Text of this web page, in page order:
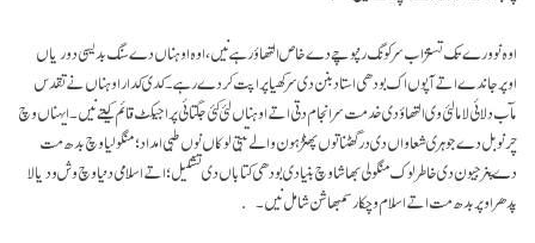
اوہ نو ورے تک تسنژاب سرکونگ رنپوچے دے خاص التھاؤ رہے نیں، اوہ اوہناں دے سنگ بدیسی دوریاں
اوپر جاندے اتے آپوں اک بودھی استاد بنن دی سرکھیا پراپت کردے رہے۔ کدی کدار اوہناں نے تقدس
مآب دلائی لاما لئی وی التھاؤ دی خدمت سر انجام دتی اتے اوہناں لئی کئی جگتائی پراجیکٹ قائم کیتے نیں۔ ایہناں وچ
چرنوبل دےجوہری شعاواں دی درگھٹنا توں پھٹڑ ہون والے تبتی لوکاں نوں طبی امداد؛ منگولیا وچ بدھ مت
دے پنرجیون دی خاطر لوک منگولی بھاشا وچ بنیادی بودھی کتاباں دی تشکیل؛ اتے اسلامی دنیا وچ وش ودیالا
پدھر اوپر بدھ مت اتے اسلام وچکار سمبھاشن شامل نیں۔